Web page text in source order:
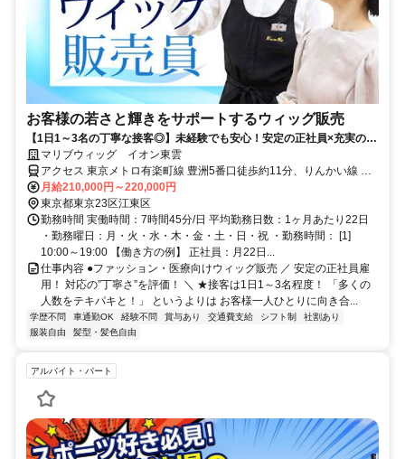
お客様の若さと輝きをサポートするウィッグ販売
【1日1～3名の丁寧な接客◎】未経験でも安心！安定の正社員×充実の福
利厚生◎車通勤もOK♪
マリブウィッグ イオン東雲
アクセス 東京メトロ有楽町線 豊洲5番口徒歩約11分、りんかい線 東
雲（東京都）B出口徒歩約13分、東京メトロ有楽町線 辰巳1番口徒歩
約15分
月給210,000円～220,000円
東京都東京23区江東区
勤務時間 実働時間：7時間45分/日 平均勤務日数：1ヶ月あたり22日
・勤務曜日：月・火・水・木・金・土・日・祝 ・勤務時間： [1]
10:00～19:00 【働き方の例】 正社員：月22日...
仕事内容 ●ファッション・医療向けウィッグ販売 ／ 安定の正社員雇
用！ 対応の”丁寧さ”を評価！ ＼ ★接客は1日1～3名程度！ 「多くの
人数をテキパキと！」 というよりは お客様一人ひとりに向き合...
学歴不問 車通勤OK 経験不問 賞与あり 交通費支給 シフト制
社割あり
服装自由
髪型・髪色自由
アルバイト・パート